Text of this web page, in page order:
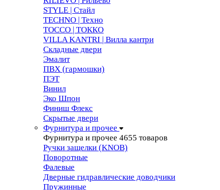
STYLE | Стайл
TECHNO | Техно
TOCCO | ТОККО
VILLA KANTRI | Вилла кантри
Складные двери
Эмалит
ПВХ (гармошки)
ПЭТ
Винил
Эко Шпон
Финиш Флекс
Скрытые двери
Фурнитура и прочее
Фурнитура и прочее 4655 товаров
Ручки защелки (KNOB)
Поворотные
Фалевые
Дверные гидравлические доводчики
Пружинные